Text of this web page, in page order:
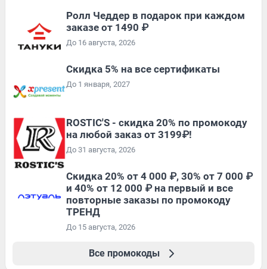
Ролл Чеддер в подарок при каждом
заказе от 1490 ₽
До 16 августа, 2026
Скидка 5% на все сертификаты
До 1 января, 2027
ROSTIC'S - скидка 20% по промокоду
на любой заказ от 3199₽!
До 31 августа, 2026
Скидка 20% от 4 000 ₽, 30% от 7 000 ₽
и 40% от 12 000 ₽ на первый и все
повторные заказы по промокоду
ТРЕНД
До 15 августа, 2026
Все промокоды